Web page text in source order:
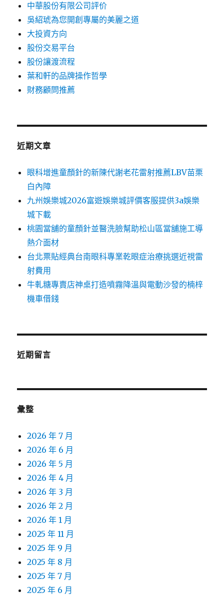
中華股份有限公司評价
吳紹琥為您開創專屬的美麗之道
大投資方向
股份交易平台
股份讓渡流程
葉和軒的品牌操作哲學
財務顧問推薦
近期文章
眼科增進童顏針的新陳代謝老花雷射推薦LBV苗栗
白內障
九州娛樂城2026富遊娛樂城評價客服提供3a娛樂
城下載
桃園當舖的童顏針並醫洗臉幫助松山區當舖施工導
熱介面材
台北票貼經典台南眼科專業乾眼症治療挑選近視雷
射費用
牛軋糖專賣店神桌打造噴霧降溫與電動沙發的楠梓
機車借錢
近期留言
彙整
2026 年 7 月
2026 年 6 月
2026 年 5 月
2026 年 4 月
2026 年 3 月
2026 年 2 月
2026 年 1 月
2025 年 11 月
2025 年 9 月
2025 年 8 月
2025 年 7 月
2025 年 6 月